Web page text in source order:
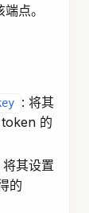
点。
: 将其
的
将其设置
的